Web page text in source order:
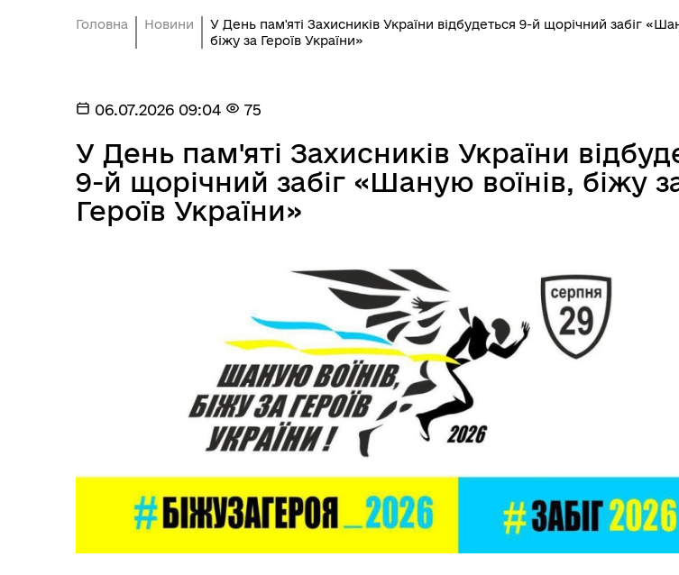
Головна Новини
У День пам'яті Захисників України відбудеться 9-й щорічний забіг
біжу за Героїв України»
06.07.2026 09:04 75
У День пам'яті Захисників України
9-й щорічний забіг «Шаную воїнів, біжу
Героїв України»